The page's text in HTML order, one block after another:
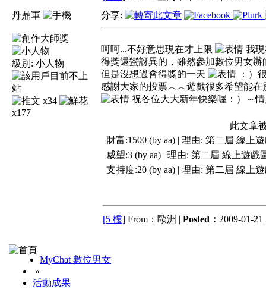
丹鼎軍
級別: 小人物
x34
x177
分享:
呵呵...不好意思現在才上限
我
得獎還蠻訝異的，雖然參加數位男女辦
但是沒想過會得獎的一天
：）
感謝大家的投票︿︿遊戲很多希望能
祝各位大大新年快樂喔：）～
此文章
財富:1500 (by aa) | 理由: 第二屆 線上
威望:3 (by aa) | 理由: 第二屆 線上遊戲
支持度:20 (by aa) | 理由: 第二屆 線上
[5 樓] From：歐洲 | Posted： 2009-01-21
MyChat 數位男女
»
活動成果